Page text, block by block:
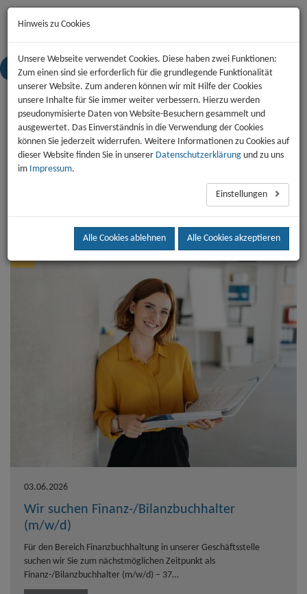
Nachrichten
Veranstaltungen
Jobs
Stellenangebote
03.06.2026
Wir suchen Finanz-/Bilanzbuchhalter
(m/w/d)
Für den Bereich Finanzbuchhaltung in unserer Geschäftsstelle
suchen wir Sie zum nächstmöglichen Zeitpunkt als
Finanz-/Bilanzbuchhalter (m/w/d) – 37…
Hinweis zu Cookies
Unsere Webseite verwendet Cookies. Diese haben zwei Funktionen:
Zum einen sind sie erforderlich für die grundlegende Funktionalität
unserer Website. Zum anderen können wir mit Hilfe der Cookies
unsere Inhalte für Sie immer weiter verbessern. Hierzu werden
pseudonymisierte Daten von Website-Besuchern gesammelt und
ausgewertet. Das Einverständnis in die Verwendung der Cookies
können Sie jederzeit widerrufen. Weitere Informationen zu Cookies auf
dieser Website finden Sie in unserer Datenschutzerklärung und zu uns
im Impressum.
Einstellungen
Alle Cookies ablehnen Alle Cookies akzeptieren